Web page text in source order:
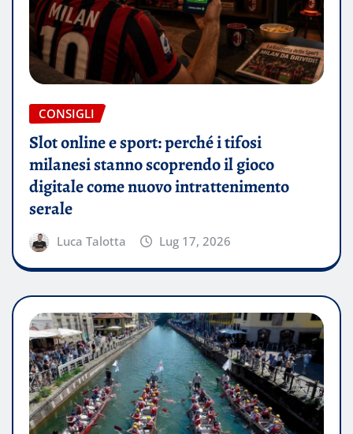
CONSIGLI
Slot online e sport: perché i tifosi
milanesi stanno scoprendo il gioco
digitale come nuovo intrattenimento
serale
Luca Talotta Lug 17, 2026